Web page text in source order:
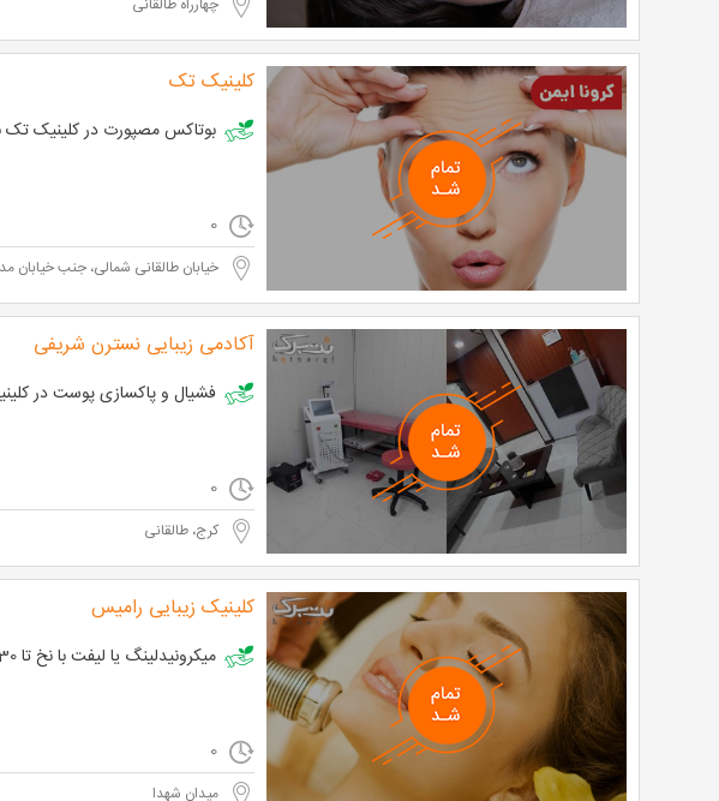
چهارراه طالقانی
کلینیک تک
بوتاکس مصپورت در کلینیک تک با 45% تخفیف و پرداخت تنها 550,000 تومان به جای 1000,000
0
خیابان طالقانی شمالی، جنب خیابان
آکادمی زیبایی نسترن شریفی
فشیال و پاکسازی پوست در کلینیک زیبایی لیزا با 30% تخفیف و پرداخت
0
کرج، طالقانی
کلینیک زیبایی رامیس
میکرونیدلینگ یا لیفت با نخ تا 30% تخفیف و پرداخت از 525,000 تومان
0
میدان شهدا